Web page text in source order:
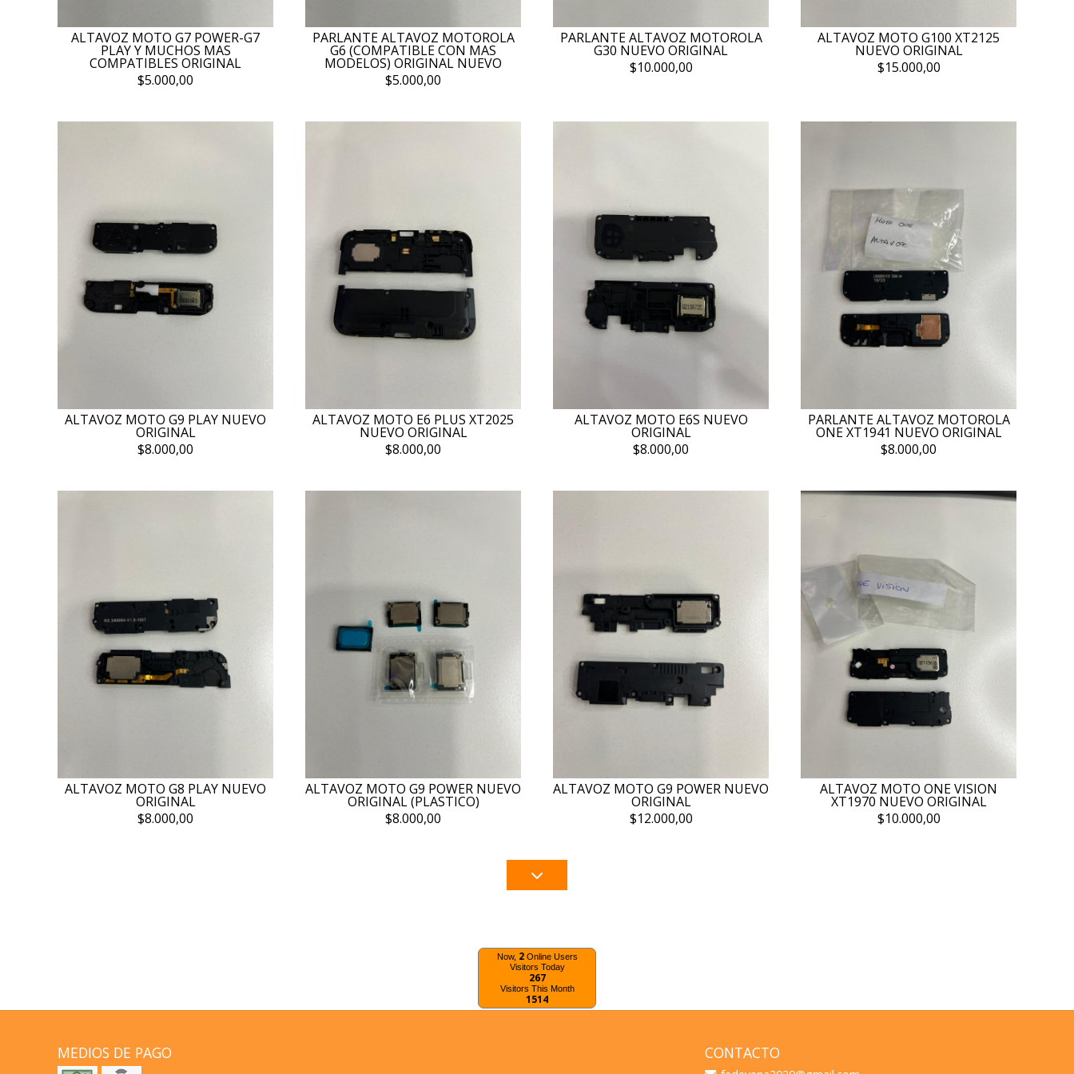
ALTAVOZ MOTO G7 POWER-G7
PLAY Y MUCHOS MAS
COMPATIBLES ORIGINAL
$5.000,00
PARLANTE ALTAVOZ MOTOROLA
G6 (COMPATIBLE CON MAS
MODELOS) ORIGINAL NUEVO
$5.000,00
PARLANTE ALTAVOZ MOTOROLA
G30 NUEVO ORIGINAL
$10.000,00
ALTAVOZ MOTO G100 XT2125
NUEVO ORIGINAL
$15.000,00
ALTAVOZ MOTO G9 PLAY NUEVO
ORIGINAL
$8.000,00
ALTAVOZ MOTO E6 PLUS XT2025
NUEVO ORIGINAL
$8.000,00
ALTAVOZ MOTO E6S NUEVO
ORIGINAL
$8.000,00
PARLANTE ALTAVOZ MOTOROLA
ONE XT1941 NUEVO ORIGINAL
$8.000,00
ALTAVOZ MOTO G8 PLAY NUEVO
ORIGINAL
$8.000,00
ALTAVOZ MOTO G9 POWER NUEVO
ORIGINAL (PLASTICO)
$8.000,00
ALTAVOZ MOTO G9 POWER NUEVO
ORIGINAL
$12.000,00
ALTAVOZ MOTO ONE VISION
XT1970 NUEVO ORIGINAL
$10.000,00
Now, 2Online Users
Visitors Today
267
Visitors This Month
1514
MEDIOS DE PAGO CONTACTO